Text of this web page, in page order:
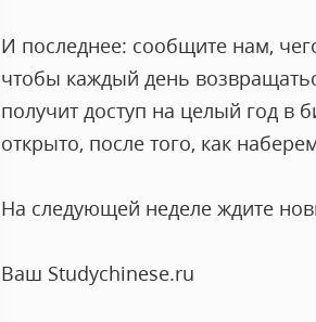
И последнее: сообщите нам,
чтобы каждый день
получит доступ на целый год
открыто, после того, как
На следующей неделе ждите
Ваш Studychinese.ru